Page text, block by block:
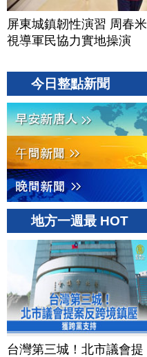
屏東城鎮韌性演習 周春米
視導軍民協力實地操演
今日整點新聞
地方一週最 HOT
台灣第三城！北市議會提